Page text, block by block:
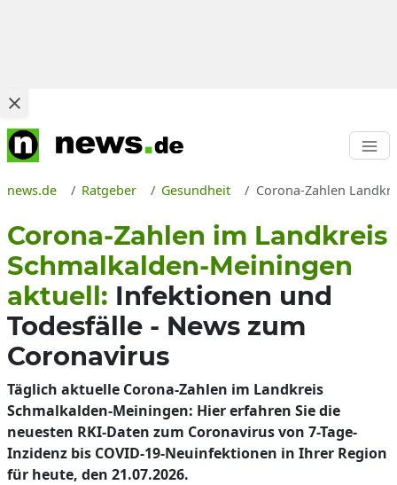
news.de Ratgeber Gesundheit Corona-Zahlen
Corona-Zahlen im Landkreis
Schmalkalden-Meiningen
aktuell: Infektionen und
Todesfälle - News zum
Coronavirus
Täglich aktuelle Corona-Zahlen im Landkreis
Schmalkalden-Meiningen: Hier erfahren Sie die
neuesten RKI-Daten zum Coronavirus von 7-Tage-
Inzidenz bis COVID-19-Neuinfektionen in Ihrer Region
für heute, den 21.07.2026.